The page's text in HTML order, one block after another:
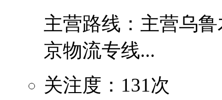
主营路线：主营乌
京物流专线...
关注度：131次